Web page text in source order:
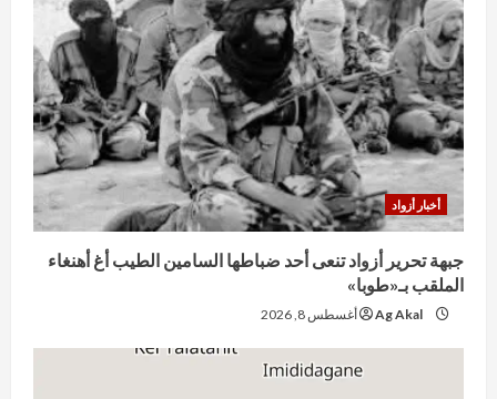
أخبار أزواد
جبهة تحرير أزواد تنعى أحد ضباطها السامين الطيب أغ أهنغاء
الملقب بـ«طوبا»
Ag Akal أغسطس 8, 2026